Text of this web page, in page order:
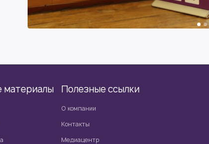
материалы Полезные ссылки
О компании
Контакты
Медиацентр